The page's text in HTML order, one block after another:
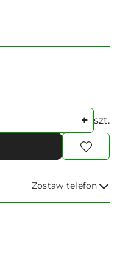
szt.
Zostaw telefon